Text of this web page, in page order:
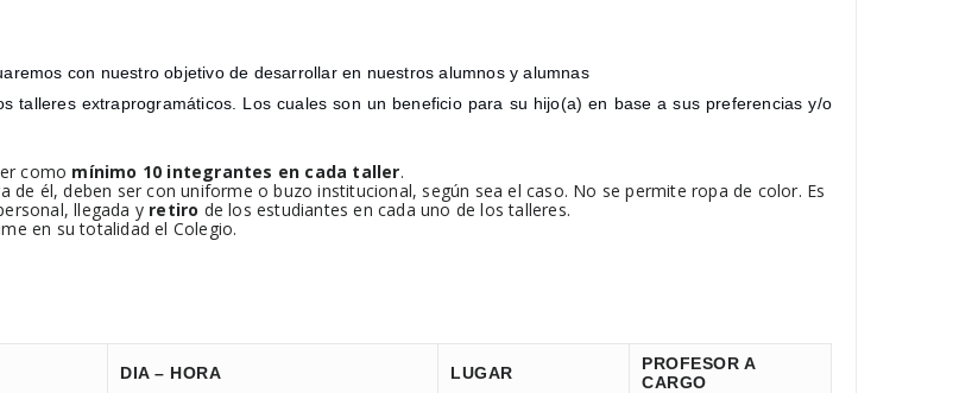
con nuestro objetivo de desarrollar en nuestros alumnos y alumnas
talleres extraprogramáticos. Los cuales son un beneficio para su hijo(a) en base a sus preferencias y/o
como mínimo 10 integrantes en cada taller.
él, deben ser con uniforme o buzo institucional, según sea el caso. No se permite ropa de color. Es
llegada y retiro de los estudiantes en cada uno de los talleres.
en su totalidad el Colegio.
DIA – HORA LUGAR
PROFESOR A
CARGO